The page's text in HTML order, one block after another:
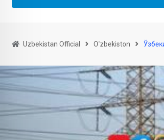
Uzbekistan Official O'zbekiston